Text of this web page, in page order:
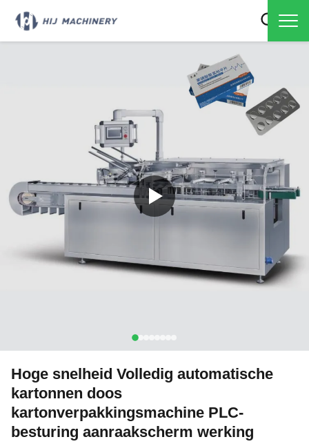
Hoge snelheid Volledig automatische
kartonnen doos
kartonverpakkingsmachine PLC-
besturing aanraakscherm werking